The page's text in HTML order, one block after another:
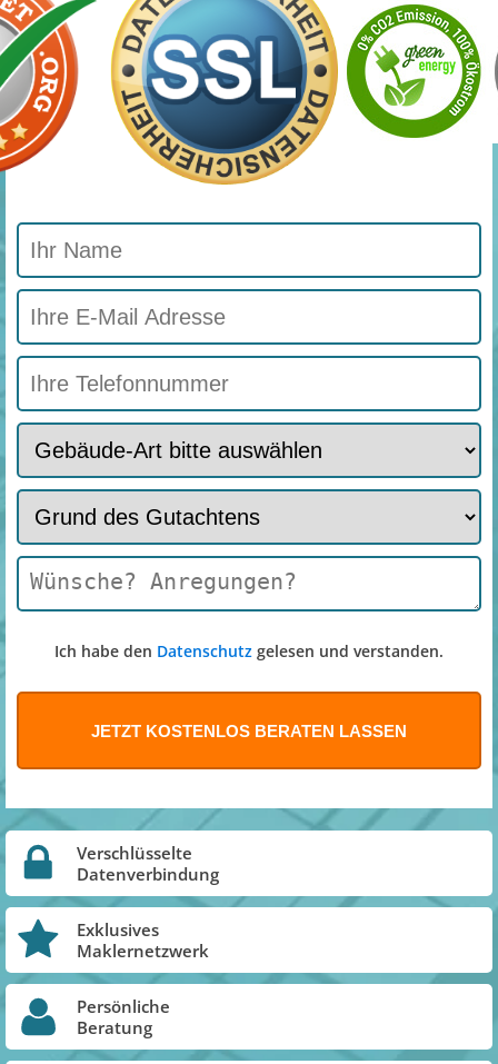
Ich habe den Datenschutz gelesen und verstanden.
Verschlüsselte
Datenverbindung
Exklusives
Maklernetzwerk
Persönliche
Beratung